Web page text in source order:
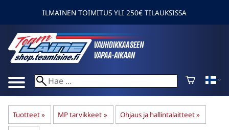
ILMAINEN TOIMITUS YLI 250€ TILAUKSISSA
Tuotteet‪» MP tarvikkeet ‪» Ohjaus ja hallintalaitteet‪»